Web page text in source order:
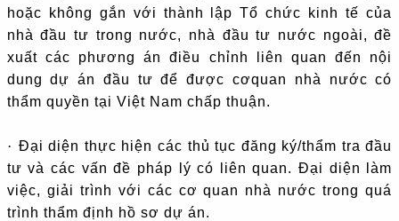
hoặc không gắn với thành lập Tổ chức kinh tế của
nhà đầu tư trong nước, nhà đầu tư nước ngoài, đề
xuất các phương án điều chỉnh liên quan đến nội
dung dự án đầu tư để được cơquan nhà nước có
thẩm quyền tại Việt Nam chấp thuận.
· Đại diện thực hiện các thủ tục đăng ký/thẩm tra đầu
tư và các vấn đề pháp lý có liên quan. Đại diện làm
việc, giải trình với các cơ quan nhà nước trong quá
trình thẩm định hồ sơ dự án.